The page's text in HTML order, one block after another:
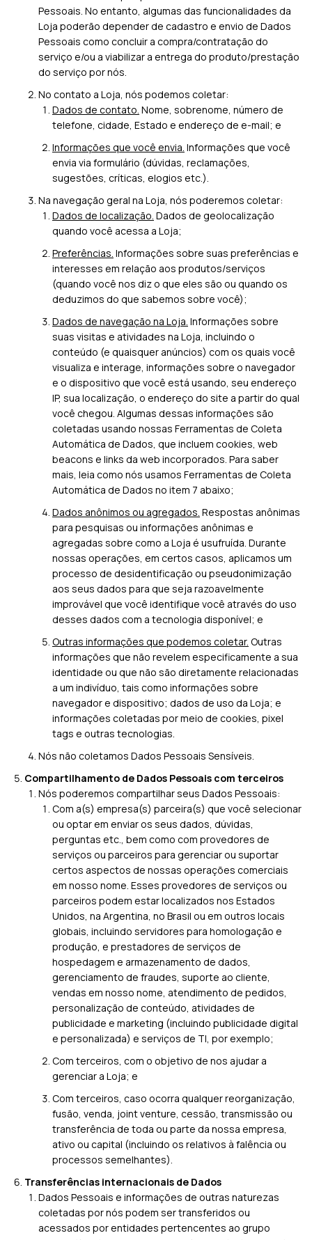
Pessoais. No entanto, algumas das funcionalidades da
Loja poderão depender de cadastro e envio de Dados
Pessoais como concluir a compra/contratação do
serviço e/ou a viabilizar a entrega do produto/prestação
do serviço por nós.
No contato a Loja, nós podemos coletar:
Dados de contato. Nome, sobrenome, número de
telefone, cidade, Estado e endereço de e-mail; e
Informações que você envia. Informações que você
envia via formulário (dúvidas, reclamações,
sugestões, críticas, elogios etc.).
Na navegação geral na Loja, nós poderemos coletar:
Dados de localização. Dados de geolocalização
quando você acessa a Loja;
Preferências. Informações sobre suas preferências e
interesses em relação aos produtos/serviços
(quando você nos diz o que eles são ou quando os
deduzimos do que sabemos sobre você);
Dados de navegação na Loja. Informações sobre
suas visitas e atividades na Loja, incluindo o
conteúdo (e quaisquer anúncios) com os quais você
visualiza e interage, informações sobre o navegador
e o dispositivo que você está usando, seu endereço
IP, sua localização, o endereço do site a partir do qual
você chegou. Algumas dessas informações são
coletadas usando nossas Ferramentas de Coleta
Automática de Dados, que incluem cookies, web
beacons e links da web incorporados. Para saber
mais, leia como nós usamos Ferramentas de Coleta
Automática de Dados no item 7 abaixo;
Dados anônimos ou agregados. Respostas anônimas
para pesquisas ou informações anônimas e
agregadas sobre como a Loja é usufruída. Durante
nossas operações, em certos casos, aplicamos um
processo de desidentificação ou pseudonimização
aos seus dados para que seja razoavelmente
improvável que você identifique você através do uso
desses dados com a tecnologia disponível; e
Outras informações que podemos coletar. Outras
informações que não revelem especificamente a sua
identidade ou que não são diretamente relacionadas
a um indivíduo, tais como informações sobre
navegador e dispositivo; dados de uso da Loja; e
informações coletadas por meio de cookies, pixel
tags e outras tecnologias.
Nós não coletamos Dados Pessoais Sensíveis.
Compartilhamento de Dados Pessoais com terceiros
Nós poderemos compartilhar seus Dados Pessoais:
Com a(s) empresa(s) parceira(s) que você selecionar
ou optar em enviar os seus dados, dúvidas,
perguntas etc., bem como com provedores de
serviços ou parceiros para gerenciar ou suportar
certos aspectos de nossas operações comerciais
em nosso nome. Esses provedores de serviços ou
parceiros podem estar localizados nos Estados
Unidos, na Argentina, no Brasil ou em outros locais
globais, incluindo servidores para homologação e
produção, e prestadores de serviços de
hospedagem e armazenamento de dados,
gerenciamento de fraudes, suporte ao cliente,
vendas em nosso nome, atendimento de pedidos,
personalização de conteúdo, atividades de
publicidade e marketing (incluindo publicidade digital
e personalizada) e serviços de TI, por exemplo;
Com terceiros, com o objetivo de nos ajudar a
gerenciar a Loja; e
Com terceiros, caso ocorra qualquer reorganização,
fusão, venda, joint venture, cessão, transmissão ou
transferência de toda ou parte da nossa empresa,
ativo ou capital (incluindo os relativos à falência ou
processos semelhantes).
Transferências internacionais de Dados
Dados Pessoais e informações de outras naturezas
coletadas por nós podem ser transferidos ou
acessados por entidades pertencentes ao grupo